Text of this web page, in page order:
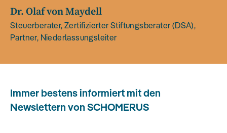
Dr. Olaf von Maydell
Steuerberater, Zertifizierter Stiftungsberater (DSA),
Partner, Niederlassungsleiter
Immer bestens informiert mit den
Newslettern von SCHOMERUS